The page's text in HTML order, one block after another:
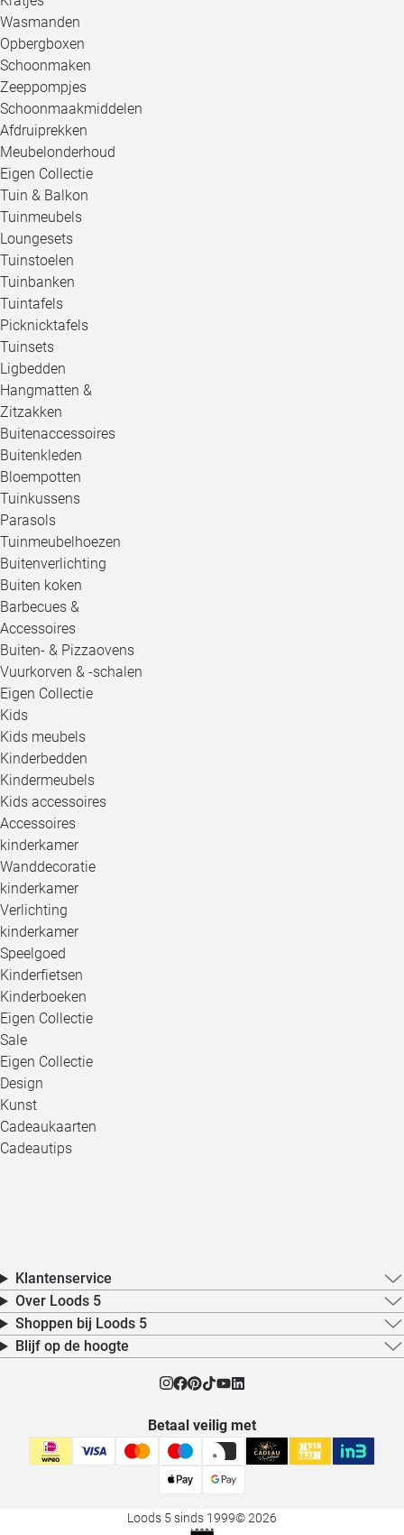
Wasmanden
Opbergboxen
Schoonmaken
Zeeppompjes
Schoonmaakmiddelen
Afdruiprekken
Meubelonderhoud
Eigen Collectie
Tuin & Balkon
Tuinmeubels
Loungesets
Tuinstoelen
Tuinbanken
Tuintafels
Picknicktafels
Tuinsets
Ligbedden
Hangmatten &
Zitzakken
Buitenaccessoires
Buitenkleden
Bloempotten
Tuinkussens
Parasols
Tuinmeubelhoezen
Buitenverlichting
Buiten koken
Barbecues &
Accessoires
Buiten- & Pizzaovens
Vuurkorven & -schalen
Eigen Collectie
Kids
Kids meubels
Kinderbedden
Kindermeubels
Kids accessoires
Accessoires
kinderkamer
Wanddecoratie
kinderkamer
Verlichting
kinderkamer
Speelgoed
Kinderfietsen
Kinderboeken
Eigen Collectie
Sale
Eigen Collectie
Design
Kunst
Cadeaukaarten
Cadeautips
Klantenservice
Over Loods 5
Shoppen bij Loods 5
Blijf op de hoogte
Betaal veilig met
Loods 5 sinds 1999© 2026